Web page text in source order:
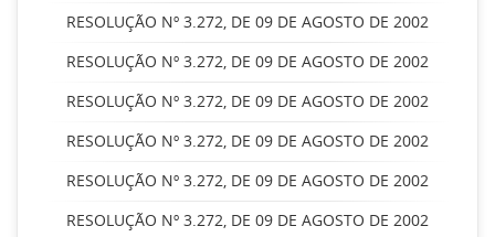
RESOLUÇÃO Nº 3.272, DE 09 DE AGOSTO DE 2002
RESOLUÇÃO Nº 3.272, DE 09 DE AGOSTO DE 2002
RESOLUÇÃO Nº 3.272, DE 09 DE AGOSTO DE 2002
RESOLUÇÃO Nº 3.272, DE 09 DE AGOSTO DE 2002
RESOLUÇÃO Nº 3.272, DE 09 DE AGOSTO DE 2002
RESOLUÇÃO Nº 3.272, DE 09 DE AGOSTO DE 2002